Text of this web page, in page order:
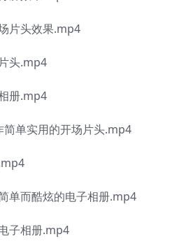
片头效果.mp4
头.mp4
册.mp4
简单实用的开场片头.mp4
单而酷炫的电子相册.mp4
子相册.mp4